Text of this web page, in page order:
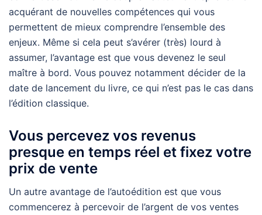
acquérant de nouvelles compétences qui vous
permettent de mieux comprendre l’ensemble des
enjeux. Même si cela peut s’avérer (très) lourd à
assumer, l’avantage est que vous devenez le seul
maître à bord. Vous pouvez notamment décider de la
date de lancement du livre, ce qui n’est pas le cas dans
l’édition classique.
Vous percevez vos revenus
presque en temps réel et fixez votre
prix de vente
Un autre avantage de l’autoédition est que vous
commencerez à percevoir de l’argent de vos ventes